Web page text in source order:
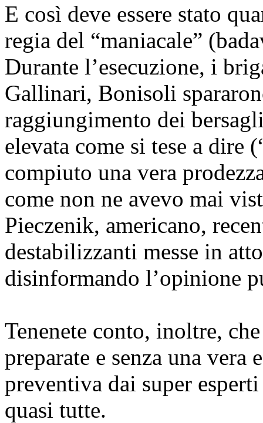
E così deve essere stato
regia del “maniacale”
Durante l’esecuzione, i
Gallinari, Bonisoli
raggiungimento dei
elevata come si tese a dire
compiuto una vera
come non ne avevo mai
Pieczenik, americano,
destabilizzanti messe in
disinformando l’opinione
Tenenete conto, inoltre,
preparate e senza una vera
preventiva dai super
quasi tutte.